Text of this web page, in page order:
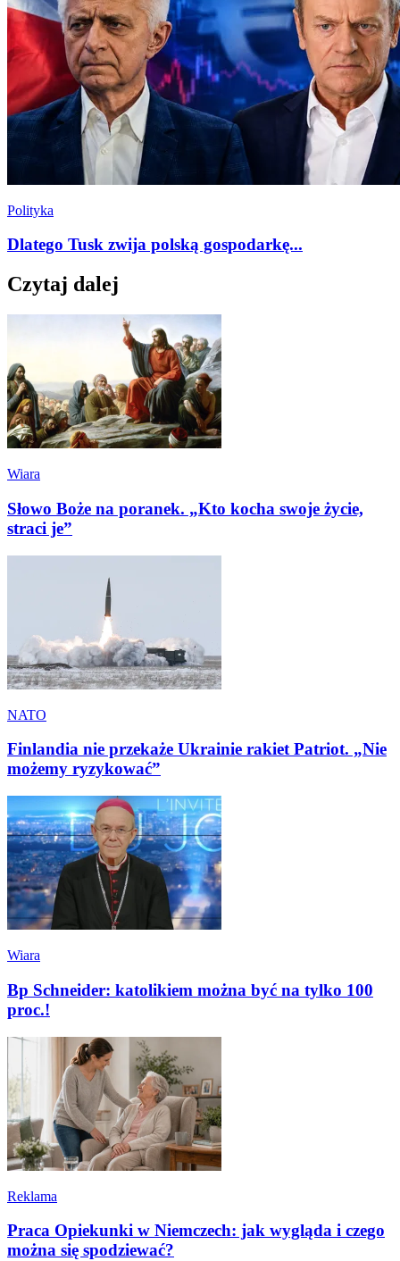
Polityka
Dlatego Tusk zwija polską gospodarkę...
Czytaj dalej
Wiara
Słowo Boże na poranek. „Kto kocha swoje życie,
straci je”
NATO
Finlandia nie przekaże Ukrainie rakiet Patriot. „Nie
możemy ryzykować”
Wiara
Bp Schneider: katolikiem można być na tylko 100
proc.!
Reklama
Praca Opiekunki w Niemczech: jak wygląda i czego
można się spodziewać?